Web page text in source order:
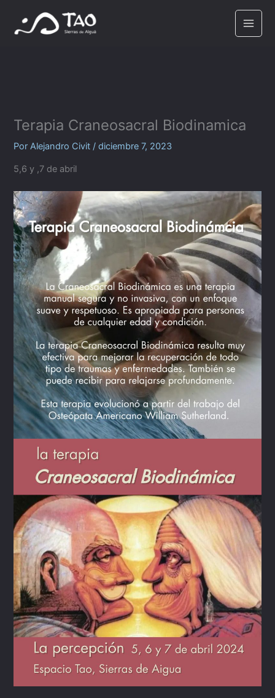
contenido
Terapia Craneosacral Biodinamica
PorAlejandro Civit /diciembre 7, 2023
5,6 y ,7 de abril